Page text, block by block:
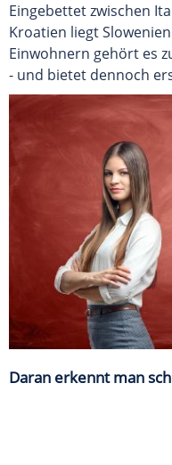
Eingebettet zwischen
Kroatien liegt
Einwohnern gehört es
- und bietet dennoch
Daran erkennt man